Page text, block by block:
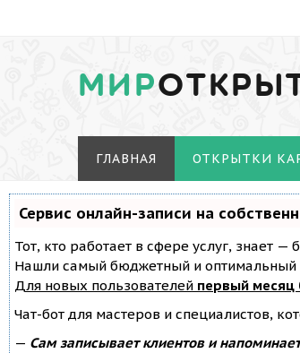
МИР
ГЛАВНАЯ ОТКРЫТКИ
Сервис онлайн-записи на
Тот, кто работает в сфере услуг, знает
Нашли самый бюджетный и оптимальный
Для новых пользователей первый месяц
Чат-бот для мастеров и специалистов,
— Сам записывает клиентов и